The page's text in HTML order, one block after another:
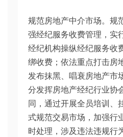
规范房地产中介市场。规
强经纪服务收费管理，实
经纪机构操纵经纪服务收
绑收费；依法重点打击房
发布抹黑、唱衰房地产市
分发挥房地产经纪行业协
同，通过开展全员培训、
式规范交易市场，加强行
时处理，涉及违法违规行